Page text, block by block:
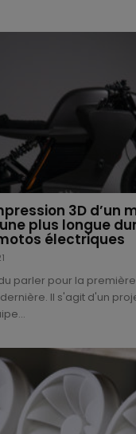
3D d’un
plus longue
électriques
parler pour la
dernière. Il s'agit d'un